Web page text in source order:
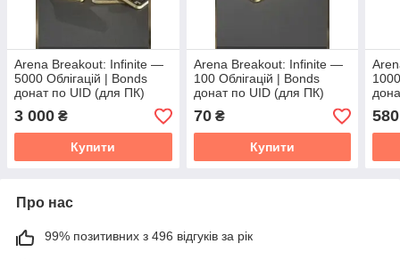
Arena Breakout: Infinite —
5000 Облігацій | Bonds
донат по UID (для ПК)
3 000 ₴
Купити
Arena Breakout: Infinite —
100 Облігацій | Bonds
донат по UID (для ПК)
70₴
Купити
580
Про нас
99% позитивних з 496 відгуків за рік